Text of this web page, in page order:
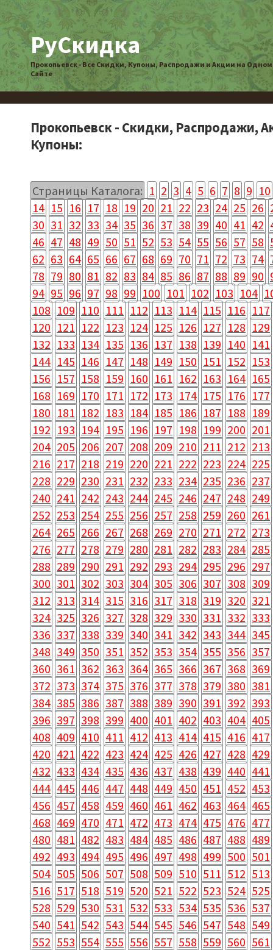
РуСкидка
Прокопьевск - Все Скидки, Купоны, Распродажи и Акции на Одном
Сайте
Прокопьевск - Скидки, Распродажи,
Купоны:
Страницы Каталога: 1 2 3 4 5 6 7 8 9 10
14 15 16 17 18 19 20 21 22 23 24 25 26
30 31 32 33 34 35 36 37 38 39 40 41 42
46 47 48 49 50 51 52 53 54 55 56 57 58
62 63 64 65 66 67 68 69 70 71 72 73 74
78 79 80 81 82 83 84 85 86 87 88 89 90
94 95 96 97 98 99 100 101 102 103 104
108 109 110 111 112 113 114 115 116 117
120 121 122 123 124 125 126 127 128 129
132 133 134 135 136 137 138 139 140 141
144 145 146 147 148 149 150 151 152 153
156 157 158 159 160 161 162 163 164 165
168 169 170 171 172 173 174 175 176 177
180 181 182 183 184 185 186 187 188 189
192 193 194 195 196 197 198 199 200 201
204 205 206 207 208 209 210 211 212 213
216 217 218 219 220 221 222 223 224 225
228 229 230 231 232 233 234 235 236 237
240 241 242 243 244 245 246 247 248 249
252 253 254 255 256 257 258 259 260 261
264 265 266 267 268 269 270 271 272 273
276 277 278 279 280 281 282 283 284 285
288 289 290 291 292 293 294 295 296 297
300 301 302 303 304 305 306 307 308 309
312 313 314 315 316 317 318 319 320 321
324 325 326 327 328 329 330 331 332 333
336 337 338 339 340 341 342 343 344 345
348 349 350 351 352 353 354 355 356 357
360 361 362 363 364 365 366 367 368 369
372 373 374 375 376 377 378 379 380 381
384 385 386 387 388 389 390 391 392 393
396 397 398 399 400 401 402 403 404 405
408 409 410 411 412 413 414 415 416 417
420 421 422 423 424 425 426 427 428 429
432 433 434 435 436 437 438 439 440 441
444 445 446 447 448 449 450 451 452 453
456 457 458 459 460 461 462 463 464 465
468 469 470 471 472 473 474 475 476 477
480 481 482 483 484 485 486 487 488 489
492 493 494 495 496 497 498 499 500 501
504 505 506 507 508 509 510 511 512 513
516 517 518 519 520 521 522 523 524 525
528 529 530 531 532 533 534 535 536 537
540 541 542 543 544 545 546 547 548 549
552 553 554 555 556 557 558 559 560 561